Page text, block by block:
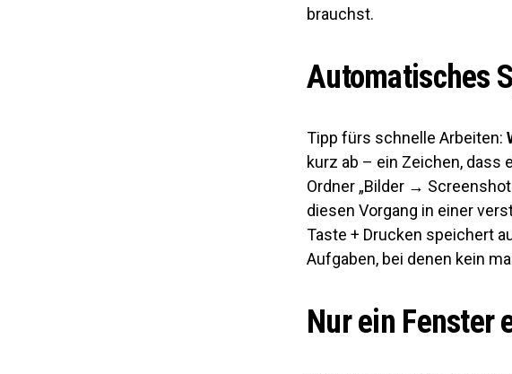
brauchst.
Automatisches
Tipp fürs schnelle Arbeiten:
kurz ab – ein Zeichen, dass
Ordner „Bilder →
diesen Vorgang in einer
Taste + Drucken speichert
Aufgaben, bei denen kein
Nur ein Fenster